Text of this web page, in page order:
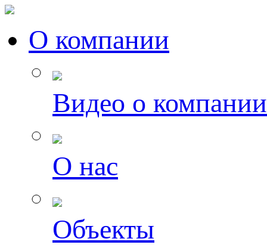
О компании
Видео о компании
О нас
Объекты